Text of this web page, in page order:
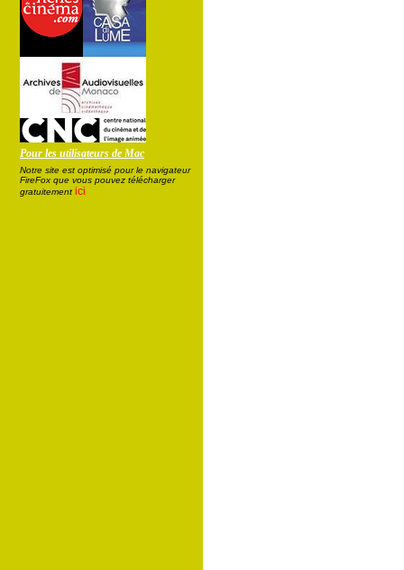
Pour les utilisateurs de Mac
Notre site est optimisé pour le navigateur
FireFox que vous pouvez télécharger
gratuitement ici